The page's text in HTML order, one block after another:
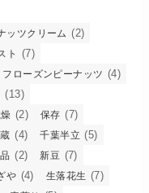
ッツクリーム (2)
ト (7)
フローズンピーナッツ (4)
(13)
(2) 保存 (7)
(4) 千葉半立 (5)
(2) 新豆 (7)
や (4) 生落花生 (7)